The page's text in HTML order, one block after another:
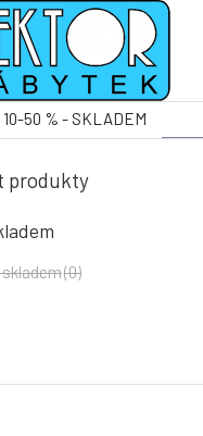
50 % - SKLADEM
produkty
skladem(0)